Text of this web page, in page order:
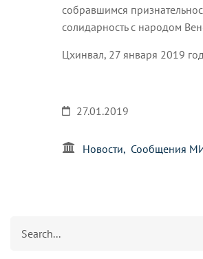
собравшимся
солидарность с народом
Цхинвал, 27 января 2019
27.01.2019
Новости Сообщения